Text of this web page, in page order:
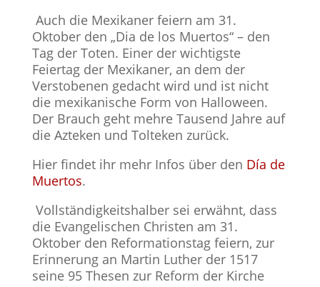
Auch die Mexikaner feiern am 31.
Oktober den „Dia de los Muertos“ – den
Tag der Toten. Einer der wichtigste
Feiertag der Mexikaner, an dem der
Verstobenen gedacht wird und ist nicht
die mexikanische Form von Halloween.
Der Brauch geht mehre Tausend Jahre auf
die Azteken und Tolteken zurück.
Hier findet ihr mehr Infos über den Día de
Muertos.
Vollständigkeitshalber sei erwähnt, dass
die Evangelischen Christen am 31.
Oktober den Reformationstag feiern, zur
Erinnerung an Martin Luther der 1517
seine 95 Thesen zur Reform der Kirche